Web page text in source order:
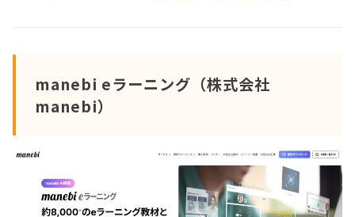
manebi eラーニング（株式会社
manebi）